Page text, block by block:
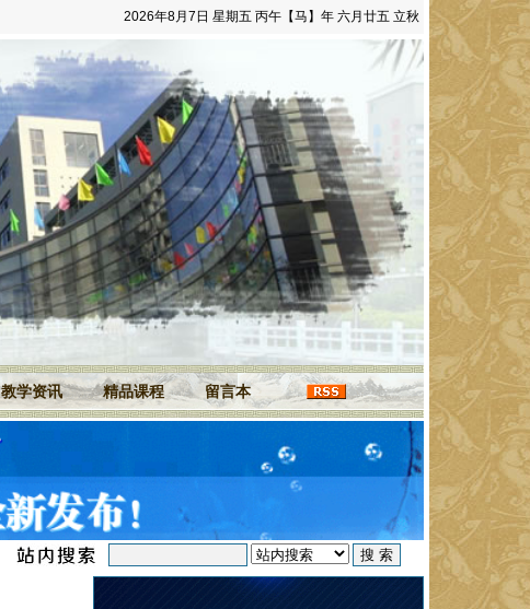
2026年8月7日 星期五 丙午【马】年 六月廿五 立秋
教学资讯 精品课程 留言本